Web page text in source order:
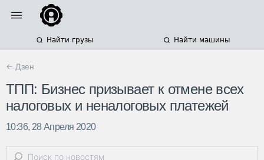
Найти грузы Найти машины
← Дзен
ТПП: Бизнес призывает к отмене всех
налоговых и неналоговых платежей
10:36, 28 Апреля 2020